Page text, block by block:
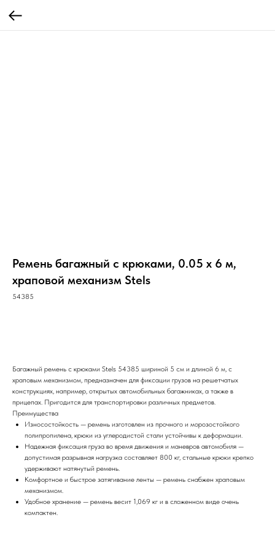
Ремень багажный с крюками, 0.05 х 6 м,
храповой механизм Stels
54385
Багажный ремень с крюками Stels 54385 шириной 5 см и длиной 6 м, с
храповым механизмом, предназначен для фиксации грузов на решетчатых
конструкциях, например, открытых автомобильных багажниках, а также в
прицепах. Пригодится для транспортировки различных предметов.
Преимущества
Износостойкость — ремень изготовлен из прочного и морозостойкого
полипропилена, крюки из углеродистой стали устойчивы к деформации.
Надежная фиксация груза во время движения и маневров автомобиля —
допустимая разрывная нагрузка составляет 800 кг, стальные крюки крепко
удерживают натянутый ремень.
Комфортное и быстрое затягивание ленты — ремень снабжен храповым
механизмом.
Удобное хранение — ремень весит 1,069 кг и в сложенном виде очень
компактен.